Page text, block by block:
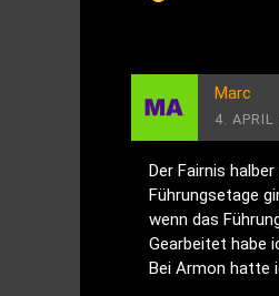
Marc
4.
Der Fairnis
Führungsetage
wenn das
Gearbeitet habe
Bei Armon hatte